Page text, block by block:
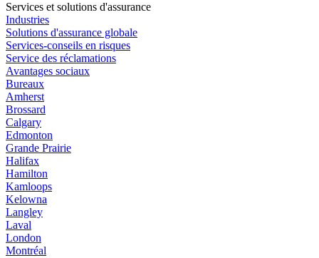
Services et solutions d'assurance
Industries
Solutions d'assurance globale
Services-conseils en risques
Service des réclamations
Avantages sociaux
Bureaux
Amherst
Brossard
Calgary
Edmonton
Grande Prairie
Halifax
Hamilton
Kamloops
Kelowna
Langley
Laval
London
Montréal